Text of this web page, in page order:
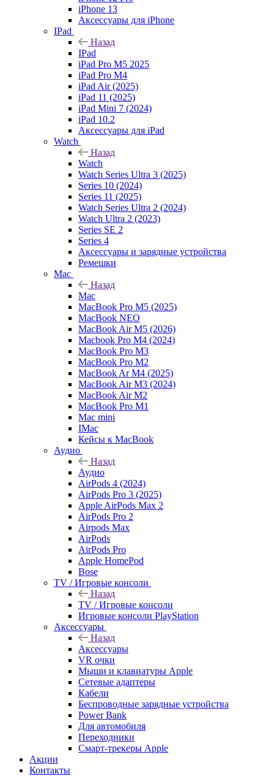
iPhone 13
Аксессуары для iPhone
IPad
Назад
IPad
iPad Pro M5 2025
iPad Pro M4
iPad Air (2025)
iPad 11 (2025)
iPad Mini 7 (2024)
iPad 10.2
Аксессуары для iPad
Watch
Назад
Watch
Watch Series Ultra 3 (2025)
Series 10 (2024)
Series 11 (2025)
Watch Series Ultra 2 (2024)
Watch Ultra 2 (2023)
Series SE 2
Series 4
Аксессуары и зарядные устройства
Ремешки
Mac
Назад
Mac
MacBook Pro M5 (2025)
MacBook NEO
MacBook Air M5 (2026)
Macbook Pro M4 (2024)
MacBook Pro M3
MacBook Pro M2
MacBook Ar M4 (2025)
MacBook Air M3 (2024)
MacBook Air M2
MacBook Pro M1
Mac mini
IMac
Кейсы к MacBook
Аудио
Назад
Аудио
AirPods 4 (2024)
AirPods Pro 3 (2025)
Apple AirPods Max 2
AirPods Pro 2
Airpods Max
AirPods
AirPods Pro
Apple HomePod
Bose
TV / Игровые консоли
Назад
TV / Игровые консоли
Игровые консоли PlayStation
Аксессуары
Назад
Аксессуары
VR очки
Мыши и клавиатуры Apple
Сетевые адаптеры
Кабели
Беспроводные зарядные устройства
Power Bank
Для автомобиля
Переходники
Смарт-трекеры Apple
Акции
Контакты